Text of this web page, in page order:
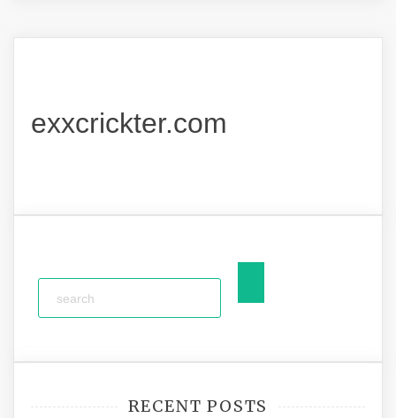
exxcrickter.com
RECENT POSTS